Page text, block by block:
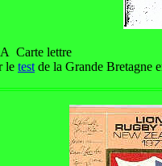
Carte lettre
le test de la Grande Bretagne